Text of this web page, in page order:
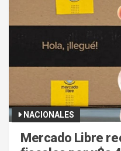
NACIONALES
Mercado Libre